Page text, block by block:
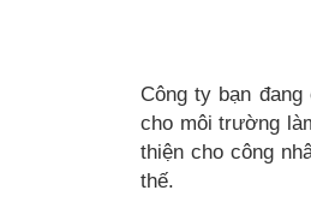
Công ty bạn
cho môi trường
thiện cho công
thế.